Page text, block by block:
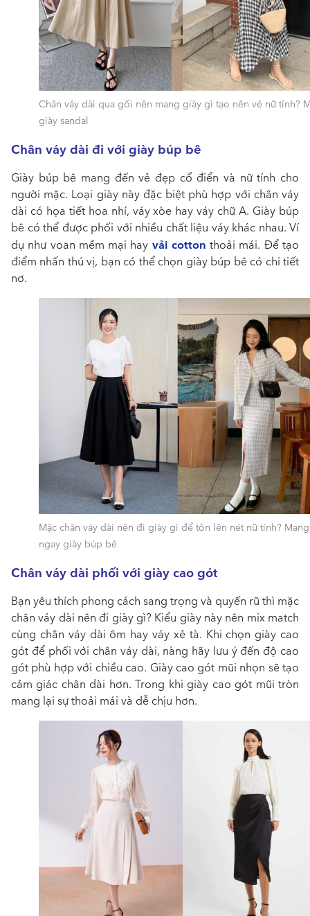
Chân váy dài qua gối nên mang giày gì tạo nên vẻ nữ tính?
giày sandal
Chân váy dài đi với giày búp bê
Giày búp bê mang đến vẻ đẹp cổ điển và nữ tính cho
người mặc. Loại giày này đặc biệt phù hợp với chân váy
dài có họa tiết hoa nhí, váy xòe hay váy chữ A. Giày búp
bê có thể được phối với nhiều chất liệu váy khác nhau. Ví
dụ như voan mềm mại hay vải cotton thoải mái. Để tạo
điểm nhấn thú vị, bạn có thể chọn giày búp bê có chi tiết
nơ.
Mặc chân váy dài nên đi giày gì để tôn lên nét nữ tính? Mang
ngay giày búp bê
Chân váy dài phối với giày cao gót
Bạn yêu thích phong cách sang trọng và quyến rũ thì mặc
chân váy dài nên đi giày gì? Kiểu giày này nên mix match
cùng chân váy dài ôm hay váy xẻ tà. Khi chọn giày cao
gót để phối với chân váy dài, nàng hãy lưu ý đến độ cao
gót phù hợp với chiều cao. Giày cao gót mũi nhọn sẽ tạo
cảm giác chân dài hơn. Trong khi giày cao gót mũi tròn
mang lại sự thoải mái và dễ chịu hơn.